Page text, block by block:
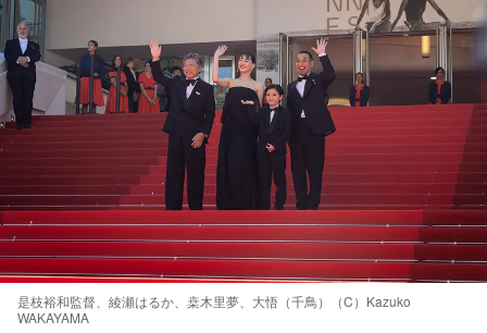
是枝裕和監督、綾瀬はるか、桒木里夢、大悟（千鳥）（C）Kazuko
WAKAYAMA